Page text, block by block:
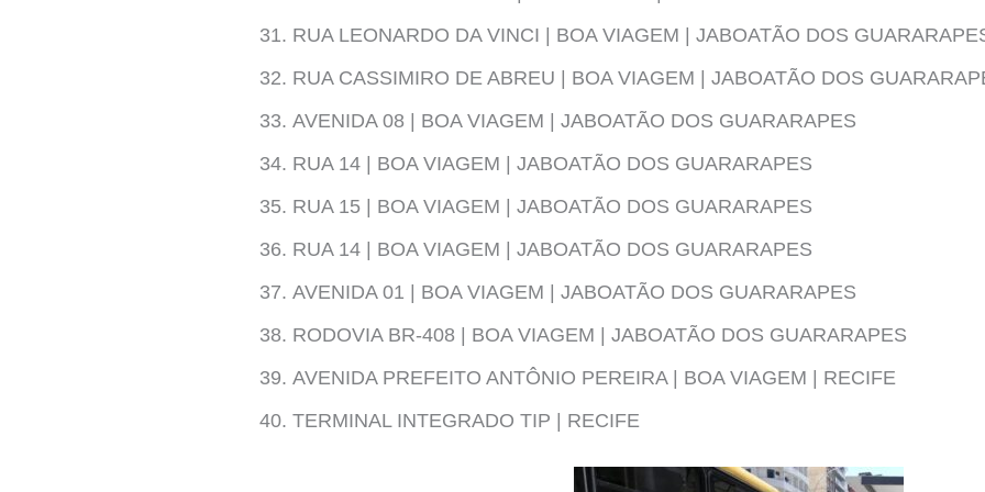
RUA LEONARDO DA VINCI | BOA VIAGEM | JABOATÃO DOS
RUA CASSIMIRO DE ABREU | BOA VIAGEM | JABOATÃO DOS
AVENIDA 08 | BOA VIAGEM | JABOATÃO DOS GUARARAPES
RUA 14 | BOA VIAGEM | JABOATÃO DOS GUARARAPES
RUA 15 | BOA VIAGEM | JABOATÃO DOS GUARARAPES
RUA 14 | BOA VIAGEM | JABOATÃO DOS GUARARAPES
AVENIDA 01 | BOA VIAGEM | JABOATÃO DOS GUARARAPES
RODOVIA BR-408 | BOA VIAGEM | JABOATÃO DOS GUARARAPES
AVENIDA PREFEITO ANTÔNIO PEREIRA | BOA VIAGEM | RECIFE
TERMINAL INTEGRADO TIP | RECIFE